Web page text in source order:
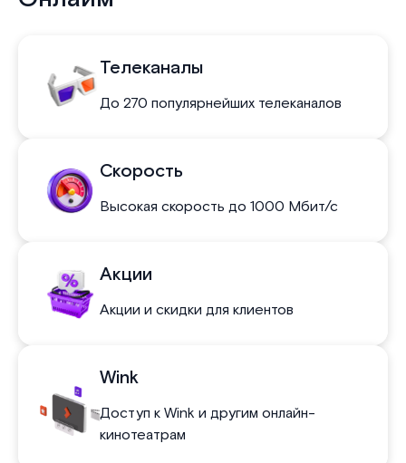
Телеканалы
До 270 популярнейших телеканалов
Скорость
Высокая скорость до 1000 Мбит/с
Акции
Акции и скидки для клиентов
Wink
Доступ к Wink и другим онлайн-
кинотеатрам